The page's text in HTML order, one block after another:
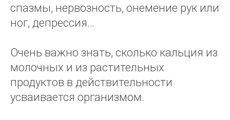
спазмы, нервозность, онемение рук или
ног, депрессия…
Очень важно знать, сколько кальция из
молочных и из растительных
продуктов в действительности
усваивается организмом.